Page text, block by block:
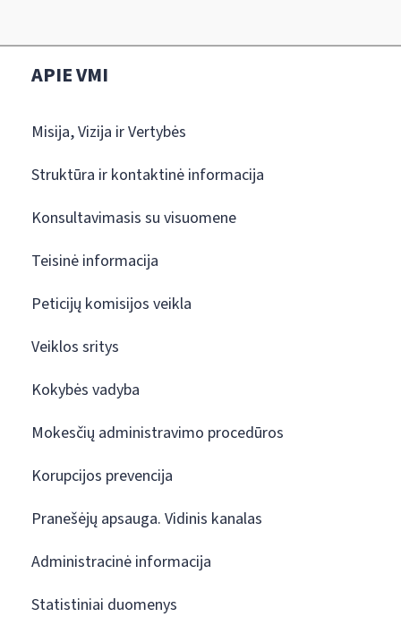
APIE VMI
Misija, Vizija ir Vertybės
Struktūra ir kontaktinė informacija
Konsultavimasis su visuomene
Teisinė informacija
Peticijų komisijos veikla
Veiklos sritys
Kokybės vadyba
Mokesčių administravimo procedūros
Korupcijos prevencija
Pranešėjų apsauga. Vidinis kanalas
Administracinė informacija
Statistiniai duomenys